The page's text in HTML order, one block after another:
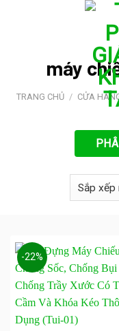
máy
TRANG CHỦ / CỬA
-22%